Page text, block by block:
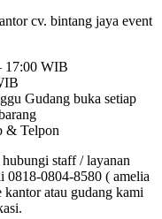
cv. bintang jaya event
17:00 WIB
Gudang buka setiap
& Telpon
staff / layanan
0804-8580 ( amelia
kantor atau gudang kami